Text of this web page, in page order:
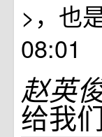
08:01
赵英
给我